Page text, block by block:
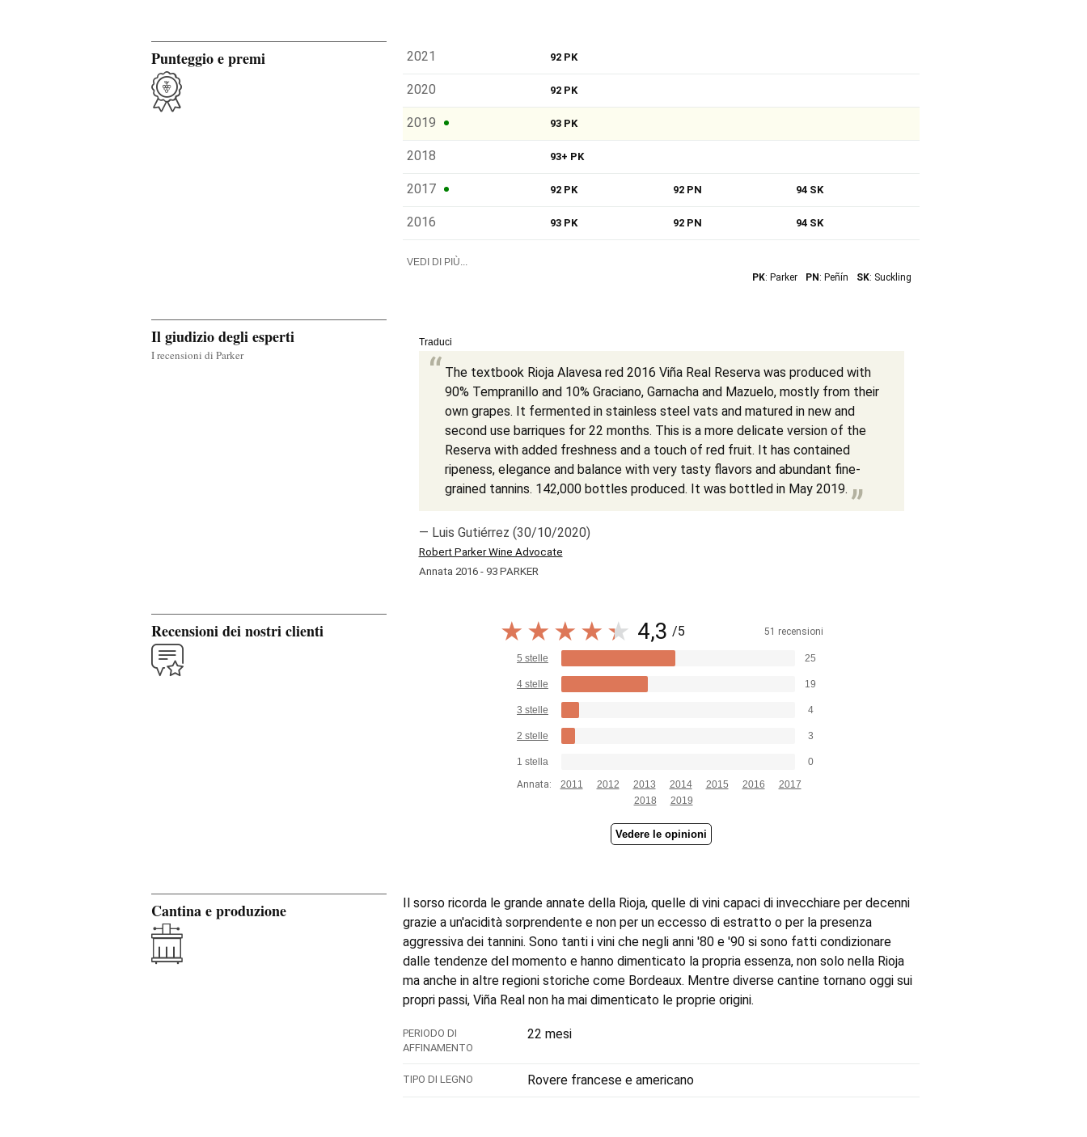
Punteggio e premi 2021 92 PK
2020 92 PK
2019 93 PK
2018 93+ PK
2017 92 PK 92 PN 94 SK
2016 93 PK 92 PN 94 SK
VEDI DI PIÙ...
PK: Parker PN : Peñín SK: Suckling
Il giudizio degli esperti
I recensioni di Parker
Traduci
The textbook Rioja Alavesa red 2016 Viña Real Reserva was produced with
90% Tempranillo and 10% Graciano, Garnacha and Mazuelo, mostly from their
own grapes. It fermented in stainless steel vats and matured in new and
second use barriques for 22 months. This is a more delicate version of the
Reserva with added freshness and a touch of red fruit. It has contained
ripeness, elegance and balance with very tasty flavors and abundant fine-
grained tannins. 142,000 bottles produced. It was bottled in May 2019.
— Luis Gutiérrez (30/10/2020)
Robert Parker Wine Advocate
Annata 2016 - 93 PARKER
Recensioni dei nostri clienti 4,3 /5 51 recensioni
5 stelle 25
4 stelle 19
3 stelle 4
2 stelle 3
1 stella
0
Annata:
2011 2012 2013 2014 2015 2016
2017
2018
2019
Vedere le opinioni
Cantina e produzione
Il sorso ricorda le grande annate della Rioja, quelle di vini capaci di invecchiare per decenni
grazie a un'acidità sorprendente e non per un eccesso di estratto o per la presenza
aggressiva dei tannini. Sono tanti i vini che negli anni '80 e '90 si sono fatti condizionare
dalle tendenze del momento e hanno dimenticato la propria essenza, non solo nella Rioja
ma anche in altre regioni storiche come Bordeaux. Mentre diverse cantine tornano oggi sui
propri passi, Viña Real non ha mai dimenticato le proprie origini.
PERIODO DI
AFFINAMENTO
22 mesi
TIPO DI LEGNO Rovere francese e americano